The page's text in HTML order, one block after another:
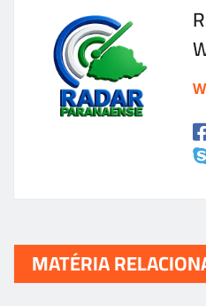
MATÉRIA